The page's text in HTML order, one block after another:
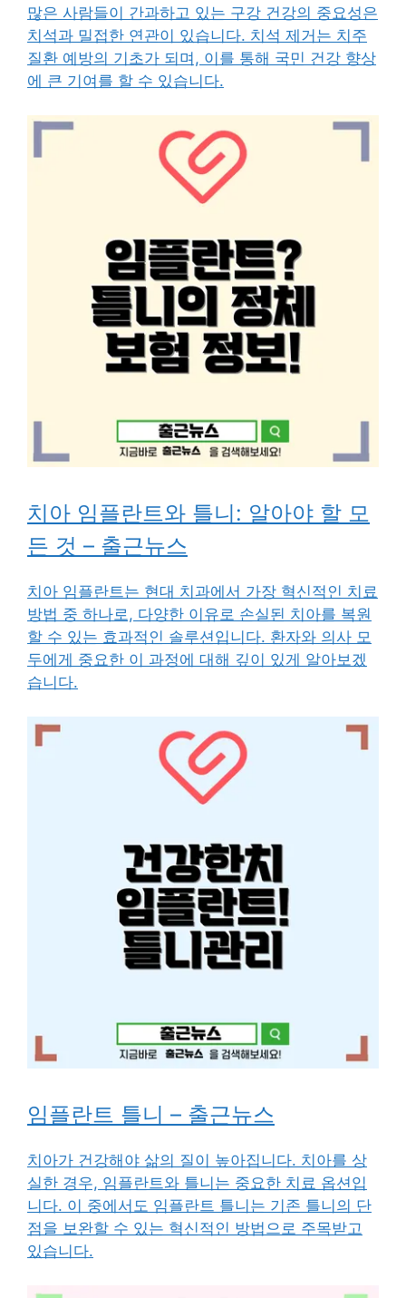
많은 사람들이 간과하고 있는 구강 건강의 중요성은
치석과 밀접한 연관이 있습니다. 치석 제거는 치주
질환 예방의 기초가 되며, 이를 통해 국민 건강 향상
에 큰 기여를 할 수 있습니다.
치아 임플란트와 틀니: 알아야 할 모
든 것 – 출근뉴스
치아 임플란트는 현대 치과에서 가장 혁신적인 치료
방법 중 하나로, 다양한 이유로 손실된 치아를 복원
할 수 있는 효과적인 솔루션입니다. 환자와 의사 모
두에게 중요한 이 과정에 대해 깊이 있게 알아보겠
습니다.
임플란트 틀니 – 출근뉴스
치아가 건강해야 삶의 질이 높아집니다. 치아를 상
실한 경우, 임플란트와 틀니는 중요한 치료 옵션입
니다. 이 중에서도 임플란트 틀니는 기존 틀니의 단
점을 보완할 수 있는 혁신적인 방법으로 주목받고
있습니다.